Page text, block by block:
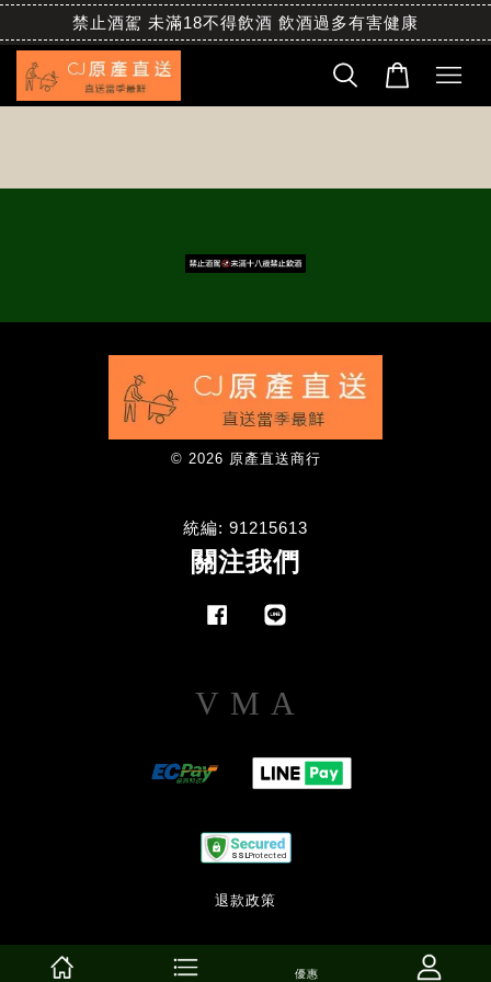
禁止酒駕 未滿18不得飲酒 飲酒過多有害健康
© 2026 原產直送商行
統編: 91215613
關注我們
Facebook
Visa Master
退款政策
優惠